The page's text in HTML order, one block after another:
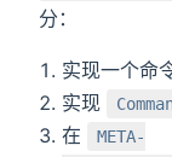
分：
实现一个命
实现
在
META-